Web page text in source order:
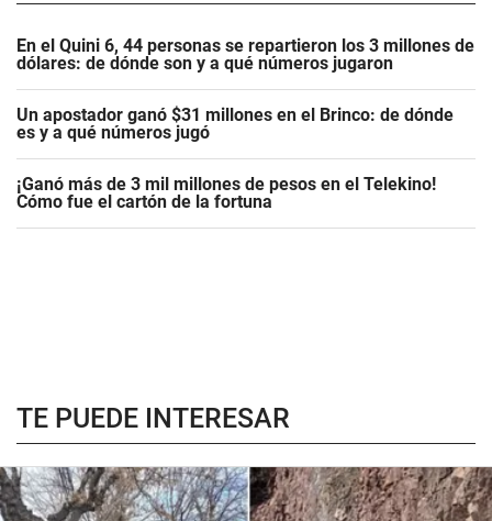
En el Quini 6, 44 personas se repartieron los 3 millones de
dólares: de dónde son y a qué números jugaron
Un apostador ganó $31 millones en el Brinco: de dónde
es y a qué números jugó
¡Ganó más de 3 mil millones de pesos en el Telekino!
Cómo fue el cartón de la fortuna
TE PUEDE INTERESAR